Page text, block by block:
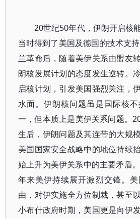
20世纪50年代，伊朗开启核
当时得到了美国及德国的技术支
兰革命后，随着美伊关系由盟友
朗核发展计划的态度发生逆转。
启核计划，引发美国强烈关注，
水面。伊朗核问题虽是国际核
一，但本质上是美伊关系问题。
生后，伊朗问题及其连带的大规
美国国家安全战略中的地位持续
始上升为美伊关系中的主要矛盾
年来美伊持续展开激烈交锋。
由，对伊实施全方位制裁，甚至
小布什政府时期，美国更是向伊